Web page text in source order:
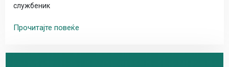
службеник
Прочитајте повеќе